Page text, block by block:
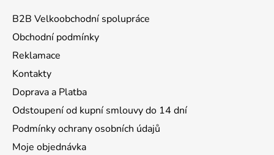
B2B Velkoobchodní spolupráce
Obchodní podmínky
Reklamace
Kontakty
Doprava a Platba
Odstoupení od kupní smlouvy do 14 dní
Podmínky ochrany osobních údajů
Moje objednávka